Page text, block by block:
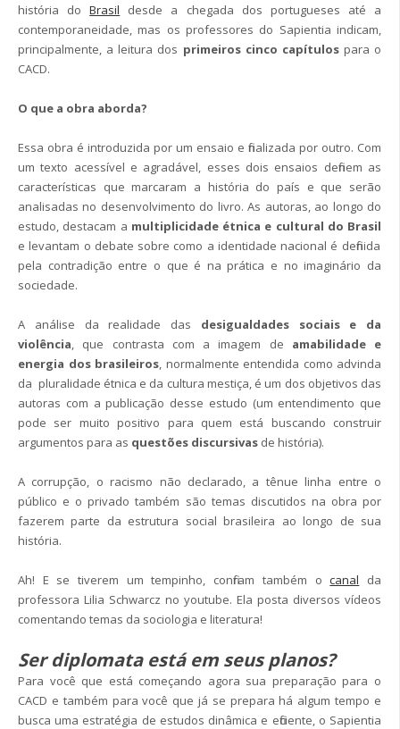
história doBrasil desde a chegada dos portugueses até a
contemporaneidade, mas os professores do Sapientia indicam,
principalmente, a leitura dos primeiros cinco capítulospara o
CACD.
O que a obra aborda?
Essa obra é introduzida por um ensaio e finalizada por outro. Com
um texto acessível e agradável, esses dois ensaios definem as
características que marcaram a história do país e que serão
analisadas no desenvolvimento do livro. As autoras, ao longo do
estudo, destacam a multiplicidade étnica e cultural do Brasil
e levantam o debate sobre como a identidade nacional é definida
pela contradição entre o que é na prática e no imaginário da
sociedade.
A análise da realidade das desigualdades sociais e da
violência, que contrasta com a imagem de amabilidade e
energia dos brasileiros, normalmente entendida como advinda
da pluralidade étnica e da cultura mestiça, é um dos objetivos das
autoras com a publicação desse estudo (um entendimento que
pode ser muito positivo para quem está buscando construir
argumentos para as questões discursivas de história).
A corrupção, o racismo não declarado, a tênue linha entre o
público e o privado também são temas discutidos na obra por
fazerem parte da estrutura social brasileira ao longo de sua
história.
Ah! E se tiverem um tempinho, confiram também ocanal da
professora Lilia Schwarcz no youtube. Ela posta diversos vídeos
comentando temas da sociologia e literatura!
Ser diplomata está em seus planos?
Para você que está começando agora sua preparação para o
CACD e também para você que já se prepara há algum tempo e
busca uma estratégia de estudos dinâmica e eficiente, o Sapientia